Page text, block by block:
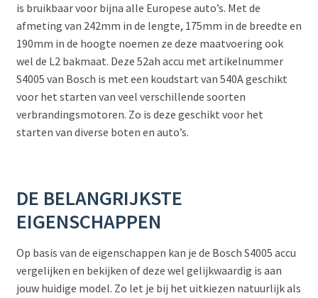
is bruikbaar voor bijna alle Europese auto’s. Met de
afmeting van 242mm in de lengte, 175mm in de breedte en
190mm in de hoogte noemen ze deze maatvoering ook
wel de L2 bakmaat. Deze 52ah accu met artikelnummer
S4005 van Bosch is met een koudstart van 540A geschikt
voor het starten van veel verschillende soorten
verbrandingsmotoren. Zo is deze geschikt voor het
starten van diverse boten en auto’s.
DE BELANGRIJKSTE
EIGENSCHAPPEN
Op basis van de eigenschappen kan je de Bosch S4005 accu
vergelijken en bekijken of deze wel gelijkwaardig is aan
jouw huidige model. Zo let je bij het uitkiezen natuurlijk als